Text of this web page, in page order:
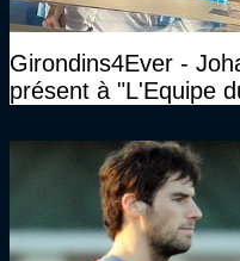
Girondins4Ever -
présent à "L'Equipe